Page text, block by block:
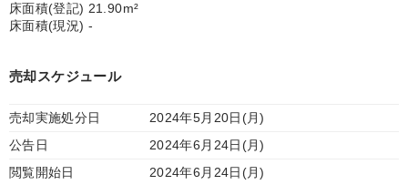
床面積(登記) 21.90m²
床面積(現況) -
売却スケジュール
売却実施処分日
2024年5月20日(月)
公告日
2024年6月24日(月)
閲覧開始日
2024年6月24日(月)